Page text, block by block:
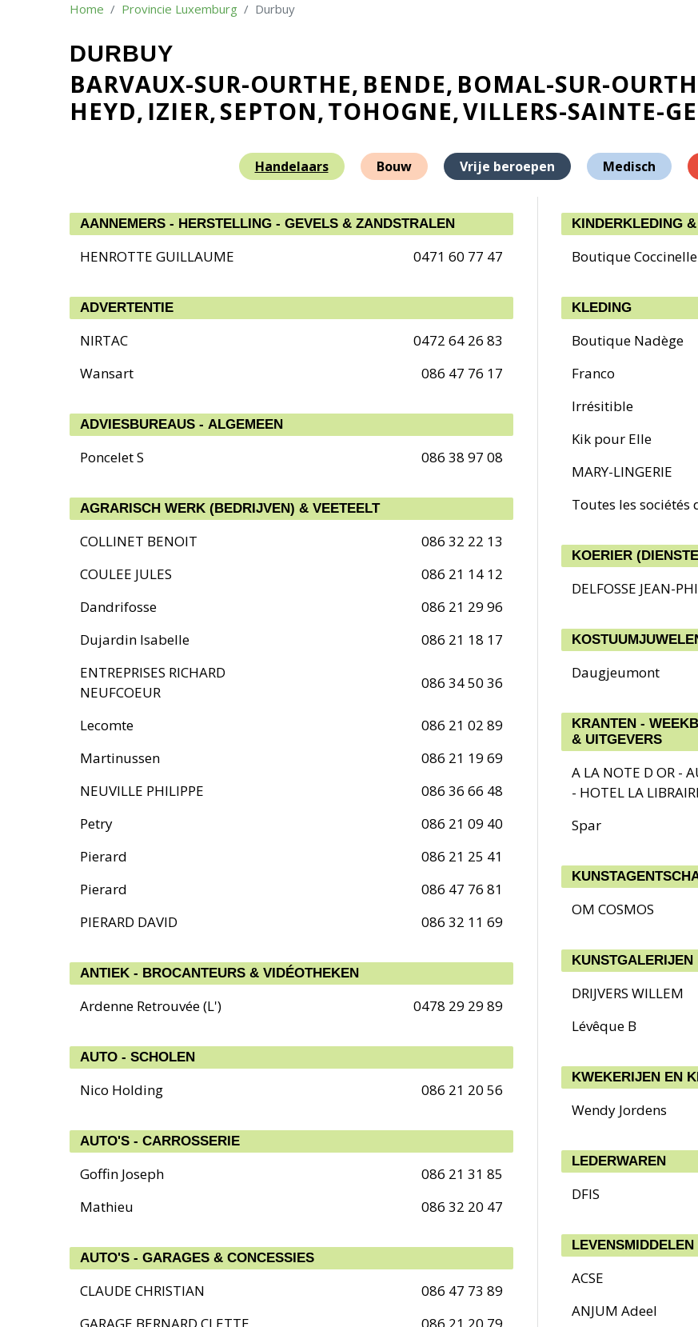
Home Provincie Luxemburg Durbuy
DURBUY
BARVAUX-SUR-OURTHE BENDE BOMAL-SUR-
HEYD IZIER SEPTON TOHOGNE VILLERS-SAINTE-
Handelaars Bouw Vrije beroepen Medisch
AANNEMERS - HERSTELLING - GEVELS & ZANDSTRALEN
HENROTTE GUILLAUME 0471 60 77 47
ADVERTENTIE
NIRTAC
0472 64 26 83
Wansart
086 47 76 17
ADVIESBUREAUS - ALGEMEEN
Poncelet S 086 38 97 08
AGRARISCH WERK (BEDRIJVEN) & VEETEELT
COLLINET BENOIT
086 32 22 13
COULEE JULES
086 21 14 12
Dandrifosse
086 21 29 96
Dujardin Isabelle
086 21 18 17
ENTREPRISES RICHARD
NEUFCOEUR
086 34 50 36
Lecomte
086 21 02 89
Martinussen
086 21 19 69
NEUVILLE PHILIPPE
086 36 66 48
Petry
086 21 09 40
Pierard
086 21 25 41
Pierard
086 47 76 81
PIERARD DAVID
086 32 11 69
ANTIEK - BROCANTEURS & VIDÉOTHEKEN
Ardenne Retrouvée (L') 0478 29 29 89
AUTO - SCHOLEN
Nico Holding 086 21 20 56
AUTO'S - CARROSSERIE
Goffin Joseph
086 21 31 85
Mathieu
086 32 20 47
AUTO'S - GARAGES & CONCESSIES
CLAUDE CHRISTIAN
086 47 73 89
KINDERKLEDING
Boutique Coccinelle
KLEDING
Boutique Nadège
Franco
Irrésitible
Kik pour Elle
MARY-LINGERIE
Toutes les sociétés
KOERIER
DELFOSSE JEAN-
Daugjeumont
KRANTEN -
& UITGEVERS
A LA NOTE D OR -
- HOTEL LA
Spar
OM COSMOS
KUNSTGALERIJEN
DRIJVERS WILLEM
Lévêque B
KWEKERIJEN EN
Wendy Jordens
LEDERWAREN
DFIS
ACSE
ANJUM Adeel